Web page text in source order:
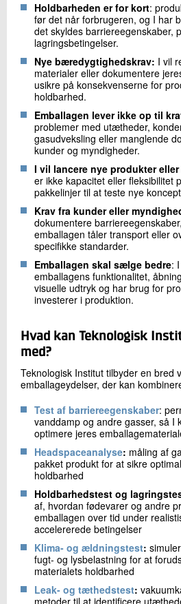
Holdbarheden er for kort:
før det når forbrugeren, og I har
det skyldes barriereegenskaber,
lagringsbetingelser.
Nye bæredygtighedskrav: I vil
materialer eller dokumentere
usikre på konsekvenserne for
holdbarhed.
Emballagen lever ikke op til
problemer med utætheder,
gasudveksling eller manglende
kunder og myndigheder.
I vil lancere nye produkter
er ikke kapacitet eller fleksibilitet
pakkelinjer til at teste nye
Krav fra kunder eller
dokumentere
emballagen tåler transport eller
specifikke standarder.
Emballagen skal sælge bedre:
emballagens funktionalitet,
visuelle udtryk og har brug for
investerer i produktion.
Hvad kan Teknologisk
med?
Teknologisk Institut tilbyder en bred
emballageydelser, der kan
Test af barriereegenskaber:
vanddamp og andre gasser, så I
optimere jeres
Headspaceanalyse: måling af
pakket produkt for at sikre
holdbarhed
Holdbarhedstest og
af, hvordan fødevarer og andre
emballagen over tid under
accelererede betingelser
Klima- og ældningstest:
fugt- og lysbelastning for at
materialets holdbarhed
Leak- og tæthedstest:
metoder til at identificere